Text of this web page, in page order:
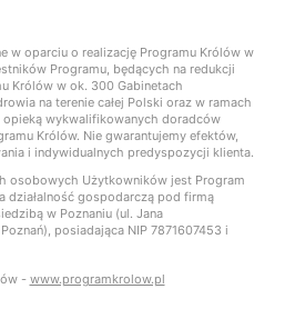
w oparciu o realizację Programu Królów w
Programu, będących na redukcji
Królów w ok. 300 Gabinetach
na terenie całej Polski oraz w ramach
wykwalifikowanych doradców
Królów. Nie gwarantujemy efektów,
i indywidualnych predyspozycji klienta.
osobowych Użytkowników jest Program
działalność gospodarczą pod firmą
w Poznaniu (ul. Jana
posiadająca NIP 7871607453 i
- www.programkrolow.pl